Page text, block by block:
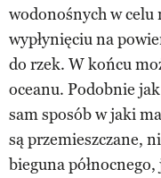
wodonośnych w celu
wypłynięciu na
do rzek. W końcu
oceanu. Podobnie
sam sposób w jaki
są przemieszczane,
bieguna